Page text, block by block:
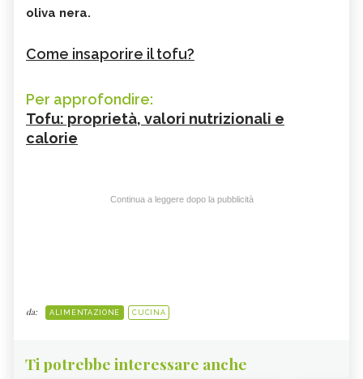
oliva nera.
Come insaporire il tofu?
Per approfondire:
Tofu: proprietà, valori nutrizionali e
calorie
Continua a leggere dopo la pubblicità
da: ALIMENTAZIONE CUCINA
Ti potrebbe interessare anche